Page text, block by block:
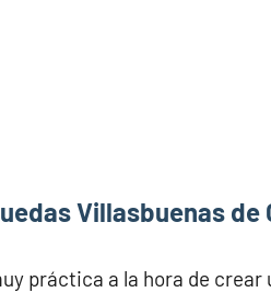
Villasbuenas de
práctica a la hora de crear